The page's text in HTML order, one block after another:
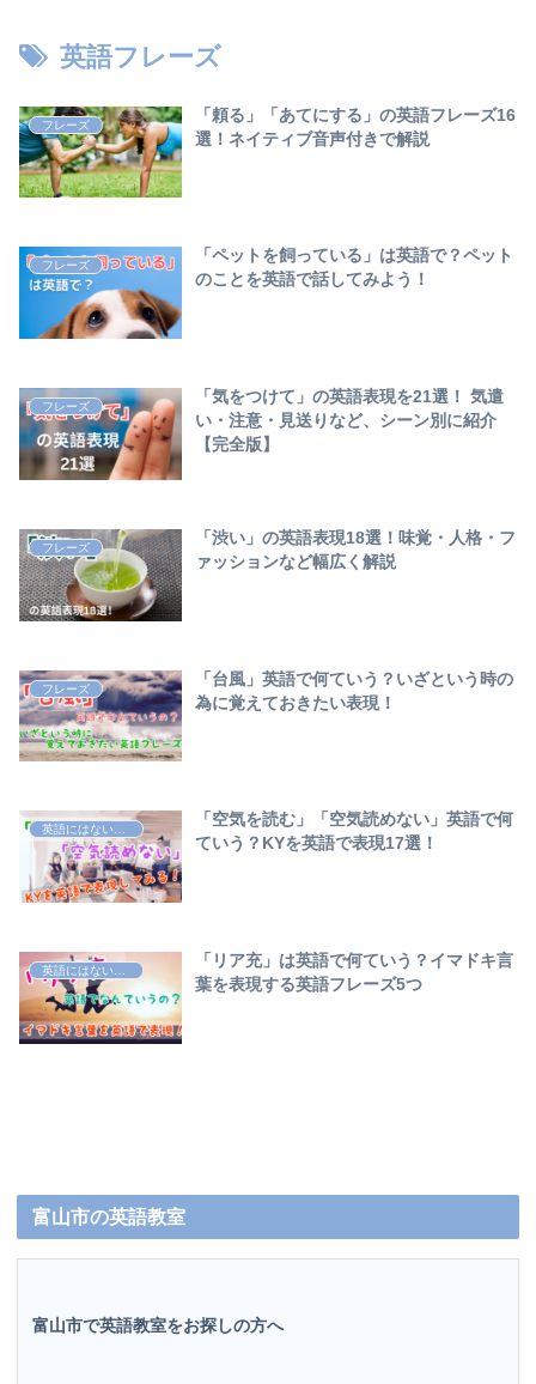
英語フレーズ
フレーズ
「頼る」「あてにする」の英語フレーズ16
選！ネイティブ音声付きで解説
フレーズ
「ペットを飼っている」は英語で？ペット
のことを英語で話してみよう！
フレーズ
「気をつけて」の英語表現を21選！ 気遣
い・注意・見送りなど、シーン別に紹介
【完全版】
フレーズ
「渋い」の英語表現18選！味覚・人格・フ
ァッションなど幅広く解説
フレーズ
「台風」英語で何ていう？いざという時の
為に覚えておきたい表現！
英語にはない日本語
「空気を読む」「空気読めない」英語で何
ていう？KYを英語で表現17選！
英語にはない日本語
「リア充」は英語で何ていう？イマドキ言
葉を表現する英語フレーズ5つ
富山市の英語教室
富山市で英語教室をお探しの方へ